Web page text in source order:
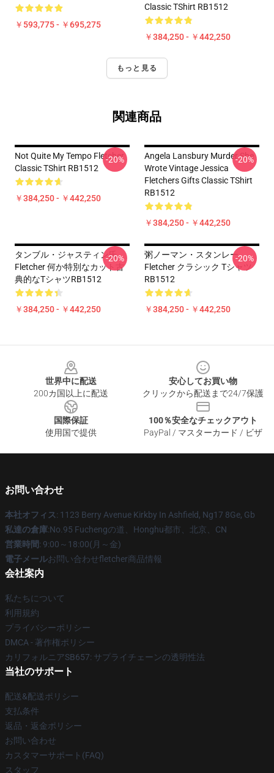
￥593,775 - ￥695,275
Classic TShirt RB1512
￥384,250 - ￥442,250
もっと見る
関連商品
Not Quite My Tempo Fletcher
Classic TShirt RB1512
￥384,250 - ￥442,250
-20%
Angela Lansbury Murder She
Wrote Vintage Jessica
Fletchers Gifts Classic TShirt
RB1512
￥384,250 - ￥442,250
-20%
タンブル・ジャスティン氏
Fletcher 何か特別なカット古
典的なTシャツRB1512
￥384,250 - ￥442,250
-20%
粥ノーマン・スタンレー
Fletcher クラシック Tシャツ
RB1512
￥384,250 - ￥442,250
-20%
世界中に配送
200カ国以上に配送
安心してお買い物
クリックから配送まで24/7保護
国際保証
使用国で提供
100％安全なチェックアウト
PayPal / マスターカード / ビザ
お問い合わせ
本社オフィス: 1123 Berry Avenue Kirkby In Ashfield, Ng17 8Ge, Gb
私達の倉庫:No.95 Fuchengの道、Honghu都市、北京、CN
営業時間: 9:00～18:00(月～金)
電子メールお問い合わせfletcher商品情報
会社案内
私たちについて
利用規約
プライバシーポリシー
DMCA - 著作権ポリシー
カリフォルニアSB657: サプライチェーンの透明性法
当社のサポート
配送&配送ポリシー
支払条件
返品・返金ポリシー
お問い合わせ
カスタマーサポート(FAQ)
スタッフ